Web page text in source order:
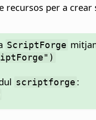
recursos per a
ScriptForge
scriptforge :